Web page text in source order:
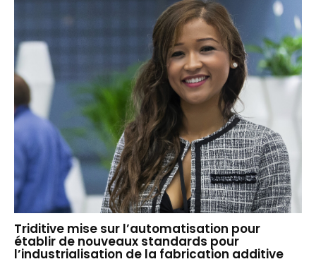
Triditive mise sur l’automatisation pour
établir de nouveaux standards pour
l’industrialisation de la fabrication additive